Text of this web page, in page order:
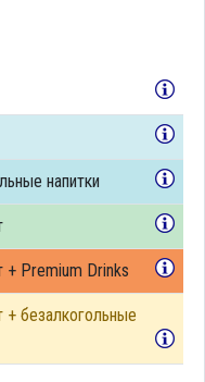
напитки
+ Premium Drinks
безалкогольные